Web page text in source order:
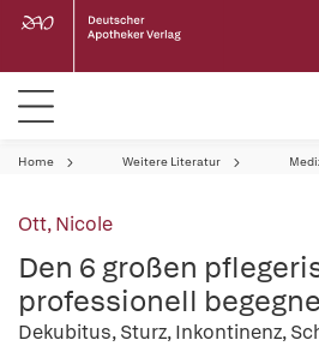
Home Weitere Literatur
Ott, Nicole
Den 6 großen
professionell
Dekubitus, Sturz, Inkontinenz,